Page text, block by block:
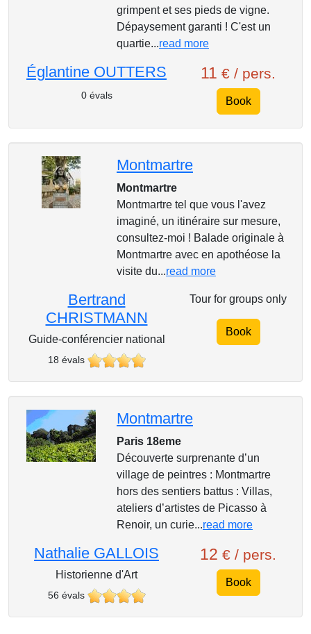
grimpent et ses pieds de vigne.
Dépaysement garanti ! C'est un
quartie...read more
Églantine OUTTERS
0 évals
11 € / pers.
Book
Montmartre
Montmartre
Montmartre tel que vous l'avez
imaginé, un itinéraire sur mesure,
consultez-moi ! Balade originale à
Montmartre avec en apothéose la
visite du...read more
Bertrand
CHRISTMANN
Guide-conférencier national
18 évals
Tour for groups only
Book
Montmartre
Paris 18eme
Découverte surprenante d’un
village de peintres : Montmartre
hors des sentiers battus : Villas,
ateliers d’artistes de Picasso à
Renoir, un curie...read more
Nathalie GALLOIS
Historienne d'Art
56 évals
12 € / pers.
Book